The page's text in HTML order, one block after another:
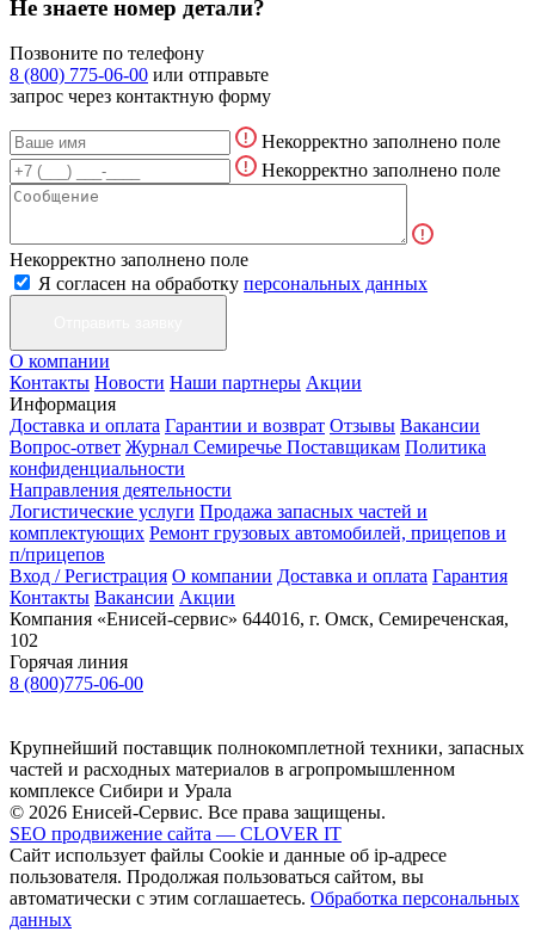
Не знаете номер детали?
Позвоните по телефону
8 (800) 775-06-00 или отправьте
запрос через контактную форму
Некорректно заполнено поле
Некорректно заполнено поле
Некорректно заполнено поле
Я согласен на обработку персональных данных
О компании
Контакты Новости Наши партнеры Акции
Информация
Доставка и оплата Гарантии и возврат Отзывы Вакансии
Вопрос-ответ Журнал Семиречье Поставщикам Политика
конфиденциальности
Направления деятельности
Логистические услуги Продажа запасных частей и
комплектующих Ремонт грузовых автомобилей, прицепов и
п/прицепов
Вход / Регистрация О компании Доставка и оплата Гарантия
Контакты Вакансии Акции
Компания «Енисей-сервис» 644016, г. Омск, Семиреченская,
102
Горячая линия
8 (800)775-06-00
Крупнейший поставщик полнокомплетной техники, запасных
частей и расходных материалов в агропромышленном
комплексе Сибири и Урала
© 2026 Енисей-Сервис. Все права защищены.
SEO продвижение сайта — CLOVER IT
Сайт использует файлы Cookie и данные об ip-адресе
пользователя. Продолжая пользоваться сайтом, вы
автоматически с этим соглашаетесь. Обработка персональных
данных